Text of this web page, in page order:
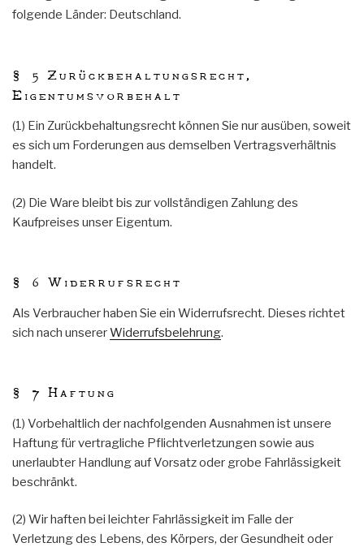
folgende Länder: Deutschland.
§ 5 Zurückbehaltungsrecht,
Eigentumsvorbehalt
(1) Ein Zurückbehaltungsrecht können Sie nur ausüben, soweit
es sich um Forderungen aus demselben Vertragsverhältnis
handelt.
(2) Die Ware bleibt bis zur vollständigen Zahlung des
Kaufpreises unser Eigentum.
§ 6 Widerrufsrecht
Als Verbraucher haben Sie ein Widerrufsrecht. Dieses richtet
sich nach unsererWiderrufsbelehrung.
§ 7 Haftung
(1) Vorbehaltlich der nachfolgenden Ausnahmen ist unsere
Haftung für vertragliche Pflichtverletzungen sowie aus
unerlaubter Handlung auf Vorsatz oder grobe Fahrlässigkeit
beschränkt.
(2) Wir haften bei leichter Fahrlässigkeit im Falle der
Verletzung des Lebens, des Körpers, der Gesundheit oder